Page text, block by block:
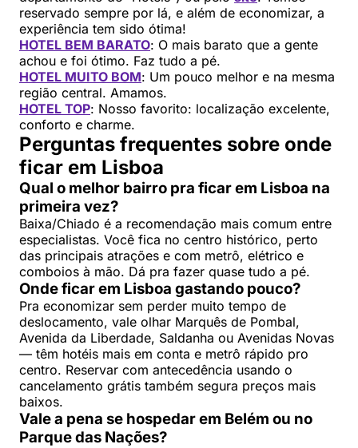
reservado sempre por lá, e além de economizar, a
experiência tem sido ótima!
HOTEL BEM BARATO: O mais barato que a gente
achou e foi ótimo. Faz tudo a pé.
HOTEL MUITO BOM: Um pouco melhor e na mesma
região central. Amamos.
HOTEL TOP: Nosso favorito: localização excelente,
conforto e charme.
Perguntas frequentes sobre onde
ficar em Lisboa
Qual o melhor bairro pra ficar em Lisboa na
primeira vez?
Baixa/Chiado é a recomendação mais comum entre
especialistas. Você fica no centro histórico, perto
das principais atrações e com metrô, elétrico e
comboios à mão. Dá pra fazer quase tudo a pé.
Onde ficar em Lisboa gastando pouco?
Pra economizar sem perder muito tempo de
deslocamento, vale olhar Marquês de Pombal,
Avenida da Liberdade, Saldanha ou Avenidas Novas
— têm hotéis mais em conta e metrô rápido pro
centro. Reservar com antecedência usando o
cancelamento grátis também segura preços mais
baixos.
Vale a pena se hospedar em Belém ou no
Parque das Nações?